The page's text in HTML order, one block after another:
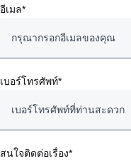
อีเมล*
เบอร์โทรศัพท์*
สนใจติดต่อเรื่อง*